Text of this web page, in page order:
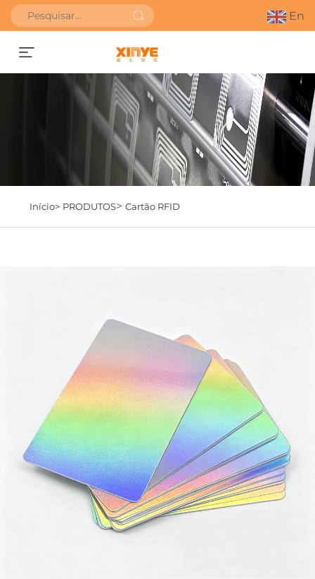
En
SOLICITAR ORÇAMENTO
Início> PRODUTOS> Cartão RFID